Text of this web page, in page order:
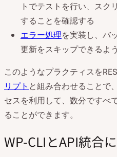
トでテストを行い、スク
することを確認する
エラー処理を実装し、バ
更新をスキップできるよ
このようなプラクティスを
リプト と組み合わせることで
セスを利用して、数分ですべ
ることができます。
WP-CLIとAPI統合